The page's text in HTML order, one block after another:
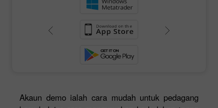
Akaun demo ialah cara mudah untuk pedagang